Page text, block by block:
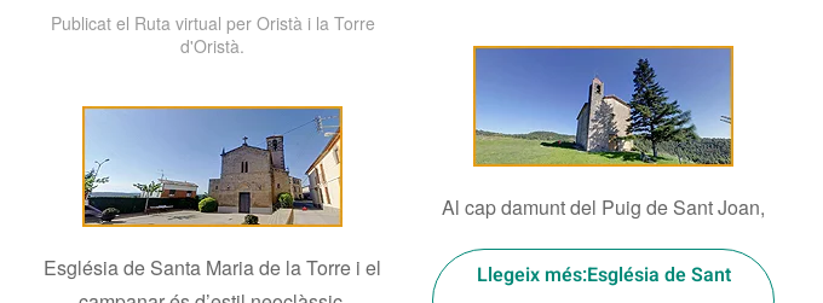
Publicat el Ruta virtual per Oristà i la Torre
d'Oristà.
Església de Santa Maria de la Torre i el
Al cap damunt del Puig de Sant Joan,
Llegeix més:Església de Sant